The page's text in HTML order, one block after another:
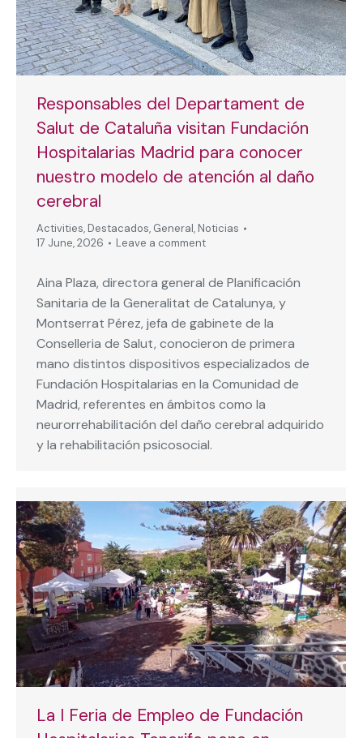
Responsables del Departament de
Salut de Cataluña visitan Fundación
Hospitalarias Madrid para conocer
nuestro modelo de atención al daño
cerebral
Activities, Destacados, General, Noticias
17 June, 2026
Leave a comment
Aina Plaza, directora general de Planificación
Sanitaria de la Generalitat de Catalunya, y
Montserrat Pérez, jefa de gabinete de la
Conselleria de Salut, conocieron de primera
mano distintos dispositivos especializados de
Fundación Hospitalarias en la Comunidad de
Madrid, referentes en ámbitos como la
neurorrehabilitación del daño cerebral adquirido
y la rehabilitación psicosocial.
La I Feria de Empleo de Fundación